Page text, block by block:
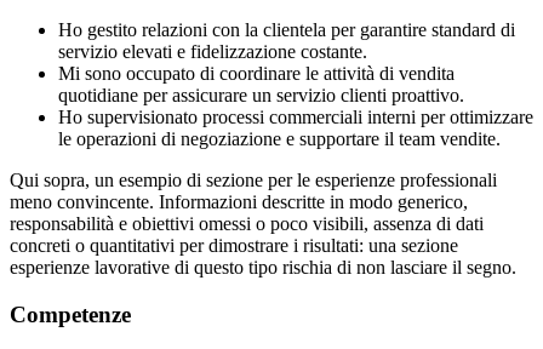
Ho gestito relazioni con la clientela per garantire standard di
servizio elevati e fidelizzazione costante.
Mi sono occupato di coordinare le attività di vendita
quotidiane per assicurare un servizio clienti proattivo.
Ho supervisionato processi commerciali interni per ottimizzare
le operazioni di negoziazione e supportare il team vendite.
Qui sopra, un esempio di sezione per le esperienze professionali
meno convincente. Informazioni descritte in modo generico,
responsabilità e obiettivi omessi o poco visibili, assenza di dati
concreti o quantitativi per dimostrare i risultati: una sezione
esperienze lavorative di questo tipo rischia di non lasciare il segno.
Competenze